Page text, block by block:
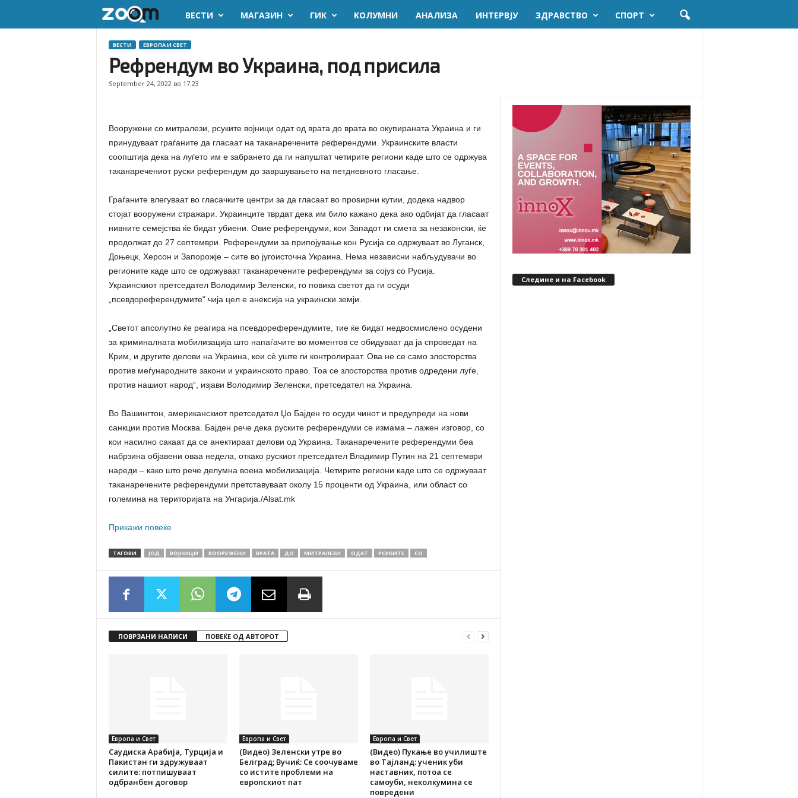
o
o
m
k
ВЕСТИ МАГАЗИН ГИК KОЛУМНИ AНАЛИЗА ИНТЕРВЈУ ЗДРАВСТВО СПОРТ
ВЕСТИ ЕВРОПА И СВЕТ
Рефрендум во Украина, под присила
September 24, 2022 во 17:23
Вооружени со митралези, рсуките војници одат од врата до врата во окупираната Украина и ги
принудуваат граѓаните да гласаат на таканаречените референдуми. Украинските власти
соопштија дека на луѓето им е забрането да ги напуштат четирите региони каде што се одржува
таканаречениот руски референдум до завршувањето на петдневното гласање.
Граѓаните влегуваат во гласачките центри за да гласаат во проѕирни кутии, додека надвор
стојат вооружени стражари. Украинците тврдат дека им било кажано дека ако одбијат да гласаат
нивните семејства ќе бидат убиени. Овие референдуми, кои Западот ги смета за незаконски, ќе
продолжат до 27 септември. Референдуми за припојување кон Русија се одржуваат во Луганск,
Доњецк, Херсон и Запорожје – сите во југоисточна Украина. Нема независни набљудувачи во
регионите каде што се одржуваат таканаречените референдуми за сојуз со Русија.
Украинскиот претседател Володимир Зеленски, го повика светот да ги осуди
„псевдореферендумите“ чија цел е анексија на украински земји.
„Светот апсолутно ќе реагира на псевдореферендумите, тие ќе бидат недвосмислено осудени
за криминалната мобилизација што напаѓачите во моментов се обидуваат да ја спроведат на
Крим, и другите делови на Украина, кои сè уште ги контролираат. Ова не се само злосторства
против меѓународните закони и украинското право. Тоа се злосторства против одредени луѓе,
против нашиот народ“, изјави Володимир Зеленски, претседател на Украина.
Во Вашингтон, американскиот претседател Џо Бајден го осуди чинот и предупреди на нови
санкции против Москва. Бајден рече дека руските референдуми се измама – лажен изговор, со
кои насилно сакаат да се анектираат делови од Украина. Таканаречените референдуми беа
набрзина објавени оваа недела, откако рускиот претседател Владимир Путин на 21 септември
нареди – како што рече делумна воена мобилизација. Четирите региони каде што се одржуваат
таканаречените референдуми претставуваат околу 15 проценти од Украина, или област со
големина на територијата на Унгарија./Alsat.mk
Прикажи повеќе
ТАГОВИ ЈОД ВОЈНИЦИ ВООРУЖЕНИ ВРАТА ДО МИТРАЛЕЗИ ОДАТ РСУКИТЕ СО
ПОВРЗАНИ НАПИСИ ПОВЕЌЕ ОД АВТОРОТ
Европа и Свет
Саудиска Арабија, Турција и
Пакистан ги здружуваат
силите: потпишуваат
одбранбен договор
Европа и Свет
(Видео) Зеленски утре во
Белград; Вучиќ: Се соочуваме
со истите проблеми на
европскиот пат
Европа и Свет
(Видео) Пукање во училиште
во Тајланд: ученик уби
наставник, потоа се
самоуби, неколкумина се
повредени
Следине и на Facebook